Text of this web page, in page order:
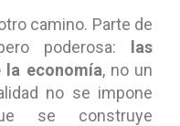
camino. Parte de
poderosa:
las
la economía, no un
no se impone
se construye